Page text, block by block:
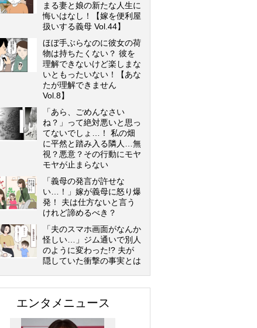
まる妻と娘の新たな人生に
悔いはなし！【嫁を便利屋
扱いする義母 Vol.44】
ほぼ手ぶらなのに彼女の荷
物は持ちたくない？ 彼を
理解できないけど楽しまな
いともったいない！【あな
たが理解できません
Vol.8】
「あら、ごめんなさい
ね？」って絶対悪いと思っ
てないでしょ…！ 私の畑
に平然と踏み入る隣人…無
視？悪意？その行動にモヤ
モヤが止まらない
「義母の発言が許せな
い…！」嫁が義母に怒り爆
発！ 夫は仕方ないと言う
けれど諦めるべき？
「夫のスマホ画面がなんか
怪しい…」ジム通いで別人
のように変わった!? 夫が
隠していた衝撃の事実とは
エンタメニュース